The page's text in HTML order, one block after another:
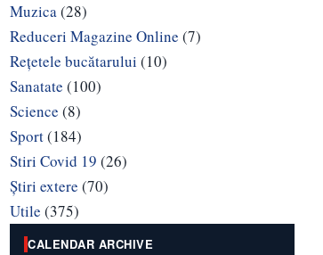
Muzica(28)
Reduceri Magazine Online (7)
Rețetele bucătarului (10)
Sanatate (100)
Science (8)
Sport(184)
Stiri Covid 19 (26)
Știri extere (70)
Utile (375)
CALENDAR ARCHIVE